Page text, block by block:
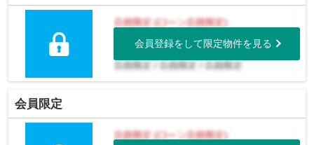
会員登録をして限定物件を見る
会員限定